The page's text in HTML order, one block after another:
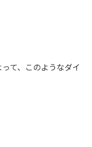
て、このようなダイ